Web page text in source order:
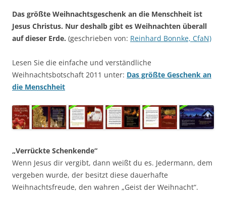
Das größte Weihnachtsgeschenk an die Menschheit ist
Jesus Christus. Nur deshalb gibt es Weihnachten überall
auf dieser Erde. (geschrieben von: Reinhard Bonnke, CfaN)
Lesen Sie die einfache und verständliche
Weihnachtsbotschaft 2011 unter: Das größte Geschenk an
die Menschheit
„Verrückte Schenkende“
Wenn Jesus dir vergibt, dann weißt du es. Jedermann, dem
vergeben wurde, der besitzt diese dauerhafte
Weihnachtsfreude, den wahren „Geist der Weihnacht“.